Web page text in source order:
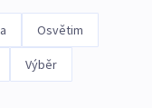
Osvětim
Výběr